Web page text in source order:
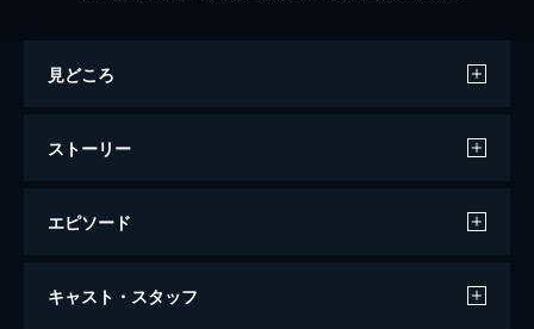
見どころ
ストーリー
エピソード
ポーラー・エクスプレス
キャスト・スタッフ